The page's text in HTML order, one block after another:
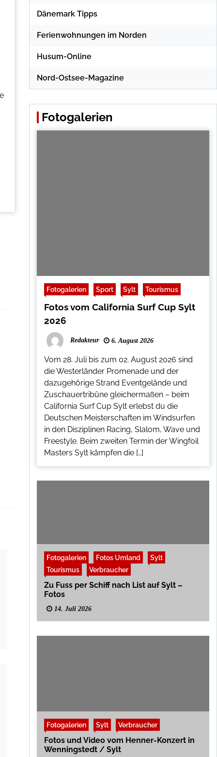
Dänemark Tipps
Ferienwohnungen im Norden
Husum-Online
Nord-Ostsee-Magazine
Fotogalerien
Fotogalerien Sport Sylt Tourismus
Fotos vom California Surf Cup Sylt
2026
Redakteur 6. August 2026
Vom 28. Juli bis zum 02. August 2026 sind
die Westerländer Promenade und der
dazugehörige Strand Eventgelände und
Zuschauertribüne gleichermaßen – beim
California Surf Cup Sylt erlebst du die
Deutschen Meisterschaften im Windsurfen
in den Disziplinen Racing, Slalom, Wave und
Freestyle. Beim zweiten Termin der Wingfoil
Masters Sylt kämpfen die […]
Fotogalerien Fotos Umland
Sylt
Tourismus
Verbraucher
Zu Fuss per Schiff nach List auf Sylt –
Fotos
14. Juli 2026
Fotogalerien Sylt Verbraucher
Fotos und Video vom Henner-Konzert in
Wenningstedt / Sylt